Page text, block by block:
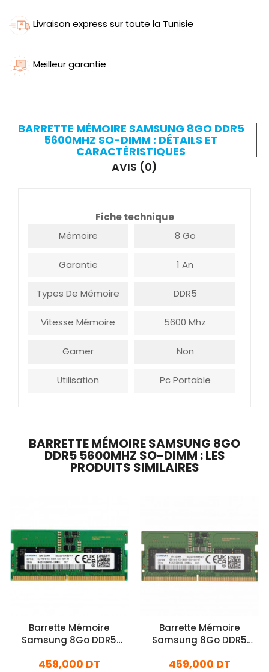
Livraison express sur toute la Tunisie
Meilleur garantie
BARRETTE MÉMOIRE SAMSUNG 8GO DDR5
5600MHZ SO-DIMM : DÉTAILS ET
CARACTÉRISTIQUES
AVIS (0)
Fiche technique
Mémoire
8 Go
Garantie 1 An
Types De Mémoire DDR5
Vitesse Mémoire 5600 Mhz
Gamer Non
Utilisation Pc Portable
BARRETTE MÉMOIRE SAMSUNG 8GO
DDR5 5600MHZ SO-DIMM : LES
PRODUITS SIMILAIRES
Barrette Mémoire
Samsung 8Go DDR5
459,000 DT
Barrette Mémoire
Samsung 8Go DDR5
459,000 DT